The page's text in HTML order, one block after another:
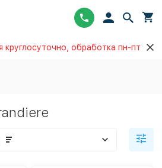
круглосуточно, обработка пн-пт